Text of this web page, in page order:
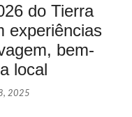
do Tierra
experiências
bem-
local
2025